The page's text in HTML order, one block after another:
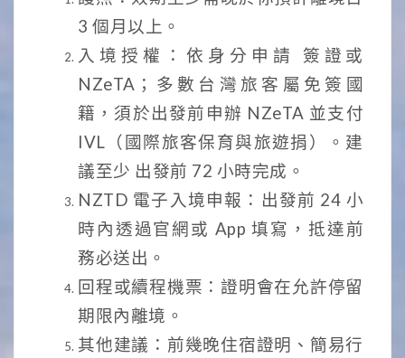
3 個月以上。
入境授權：依身分申請 簽證或
NZeTA；多數台灣旅客屬免簽國
籍，須於出發前申辦 NZeTA 並支付
IVL（國際旅客保育與旅遊捐）。建
議至少 出發前 72 小時完成。
NZTD 電子入境申報：出發前 24 小
時內透過官網或 App 填寫，抵達前
務必送出。
回程或續程機票：證明會在允許停留
期限內離境。
其他建議：前幾晚住宿證明、簡易行